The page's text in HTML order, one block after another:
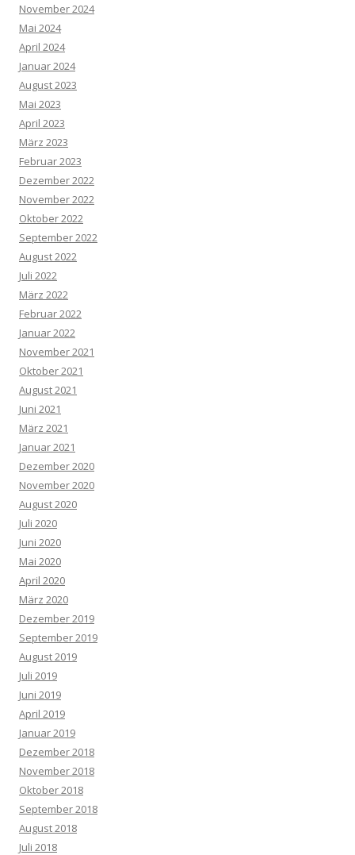
November 2024
Mai 2024
April 2024
Januar 2024
August 2023
Mai 2023
April 2023
März 2023
Februar 2023
Dezember 2022
November 2022
Oktober 2022
September 2022
August 2022
Juli 2022
März 2022
Februar 2022
Januar 2022
November 2021
Oktober 2021
August 2021
Juni 2021
März 2021
Januar 2021
Dezember 2020
November 2020
August 2020
Juli 2020
Juni 2020
Mai 2020
April 2020
März 2020
Dezember 2019
September 2019
August 2019
Juli 2019
Juni 2019
April 2019
Januar 2019
Dezember 2018
November 2018
Oktober 2018
September 2018
August 2018
Juli 2018